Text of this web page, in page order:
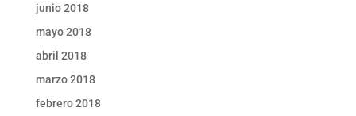
junio 2018
mayo 2018
abril 2018
marzo 2018
febrero 2018